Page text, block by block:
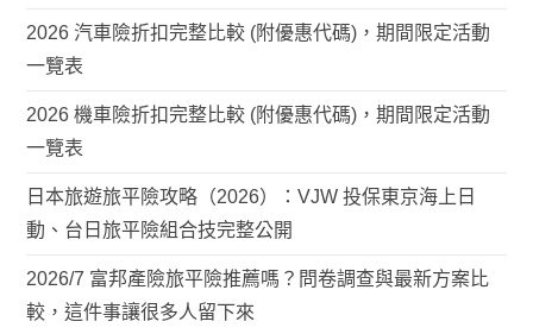
2026 汽車險折扣完整比較 (附優惠代碼)，期間限定活動
一覽表
2026 機車險折扣完整比較 (附優惠代碼)，期間限定活動
一覽表
日本旅遊旅平險攻略（2026）：VJW 投保東京海上日
動、台日旅平險組合技完整公開
2026/7 富邦產險旅平險推薦嗎？問卷調查與最新方案比
較，這件事讓很多人留下來